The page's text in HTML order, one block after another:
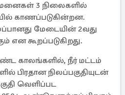
3 நிலைகளில்
காணப்படுகின்றன.
மேடையின் 2வது
என கூறப்படுகிறது.
காலங்களில், நீர் மட்டம்
பிரதான நிலப்பகுதியுடன்
வெளிப்பட